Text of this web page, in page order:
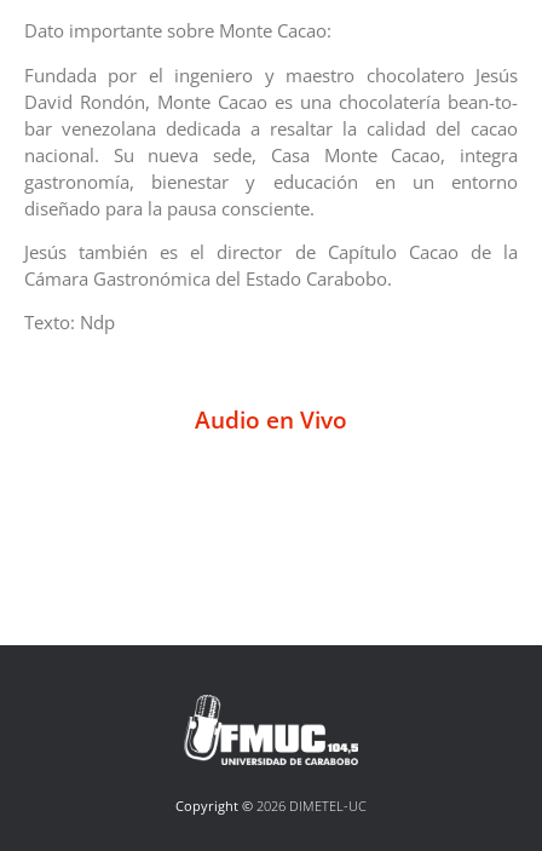
Dato importante sobre Monte Cacao:
Fundada por el ingeniero y maestro chocolatero Jesús
David Rondón, Monte Cacao es una chocolatería bean-to-
bar venezolana dedicada a resaltar la calidad del cacao
nacional. Su nueva sede, Casa Monte Cacao, integra
gastronomía, bienestar y educación en un entorno
diseñado para la pausa consciente.
Jesús también es el director de Capítulo Cacao de la
Cámara Gastronómica del Estado Carabobo.
Texto: Ndp
Audio en Vivo
Copyright © 2026 DIMETEL-UC